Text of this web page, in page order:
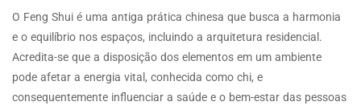
O Feng Shui é uma antiga prática chinesa que busca a harmonia
e o equilíbrio nos espaços, incluindo a arquitetura residencial.
Acredita-se que a disposição dos elementos em um ambiente
pode afetar a energia vital, conhecida como chi, e
consequentemente influenciar a saúde e o bem-estar das pessoas